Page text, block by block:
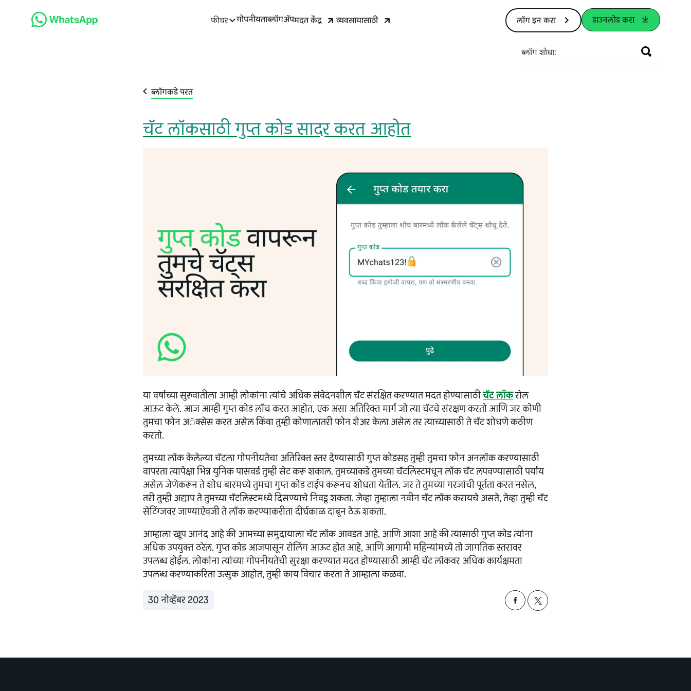
फीचर गोपनीयताब्‍लॉगॲपमदत केंद्र व्यवसायासाठी लॉग इन करा डाउनलोड करा
ब्‍लॉग शोधा:
ब्लॉगकडे परत
चॅट लॉकसाठी गुप्त कोड सादर करत आहोत
या वर्षाच्या सुरुवातीला आम्ही लोकांना त्यांचे अधिक संवेदनशील चॅट संरक्षित करण्यात मदत होण्यासाठीचॅट लॉकरोल
आऊट केले. आज आम्ही गुप्त कोड लॉंच करत आहोत, एक असा अतिरिक्त मार्ग जो त्या चॅटचे संरक्षण करतो आणि जर कोणी
तुमचा फोन अॅक्सेस करत असेल किंवा तुम्ही कोणालातरी फोन शेअर केला असेल तर त्याच्यासाठी ते चॅट शोधणे कठीण
करतो.
तुमच्या लॉक केलेल्या चॅटला गोपनीयतेचा अतिरिक्त स्तर देण्यासाठी गुप्त कोडसह तुम्ही तुमचा फोन अनलॉक करण्यासाठी
वापरता त्यापेक्षा भिन्न युनिक पासवर्ड तुम्ही सेट करू शकाल. तुमच्याकडे तुमच्या चॅटलिस्टमधून लॉक चॅट लपवण्यासाठी पर्याय
असेल जेणेकरून ते शोध बारमध्ये तुमचा गुप्त कोड टाईप करूनच शोधता येतील. जर ते तुमच्या गरजांची पूर्तता करत नसेल,
तरी तुम्ही अद्याप ते तुमच्या चॅटलिस्टमध्ये दिसण्याचे निवडू शकता. जेव्हा तुम्हाला नवीन चॅट लॉक करायचे असते, तेव्हा तुम्ही चॅट
सेटिंग्जवर जाण्याऐवजी ते लॉक करण्याकरीता दीर्घकाळ दाबून ठेऊ शकता.
आम्हाला खूप आनंद आहे की आमच्या समुदायाला चॅट लॉक आवडत आहे, आणि आशा आहे की त्यासाठी गुप्त कोड त्यांना
अधिक उपयुक्त ठरेल. गुप्त कोड आजपासून रोलिंग आऊट होत आहे, आणि आगामी महिन्यांमध्ये तो जागतिक स्तरावर
उपलब्ध होईल. लोकांना त्यांच्या गोपनीयतेची सुरक्षा करण्यात मदत होण्यासाठी आम्ही चॅट लॉकवर अधिक कार्यक्षमता
उपलब्ध करण्याकरिता उत्सुक आहोत, तुम्ही काय विचार करता ते आम्हाला कळवा.
30 नोव्हेंबर 2023